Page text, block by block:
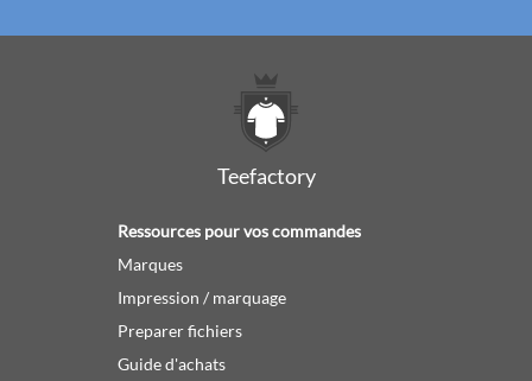
Teefactory
Ressources pour vos commandes
Marques
Impression / marquage
Preparer fichiers
Guide d'achats